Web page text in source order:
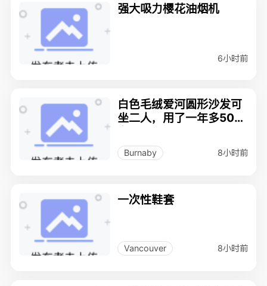
强大吸力樱花油烟机
6小时前
白色毛绒爱河圆形沙发可
坐二人，用了一年多50叨
Burnaby 8小时前
一次性鞋套
Vancouver 8小时前